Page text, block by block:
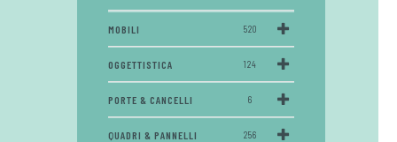
MOBILI 520
OGGETTISTICA 124
PORTE & CANCELLI 6
QUADRI & PANNELLI 256